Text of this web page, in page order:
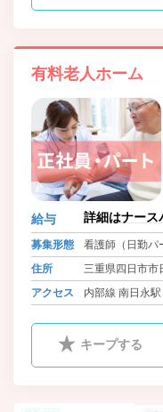
有料老人ホーム
給与 詳細はナース
募集形態
看護師（日勤パ
住所
三重県四日市市
アクセス
内部線 南日永
キープする